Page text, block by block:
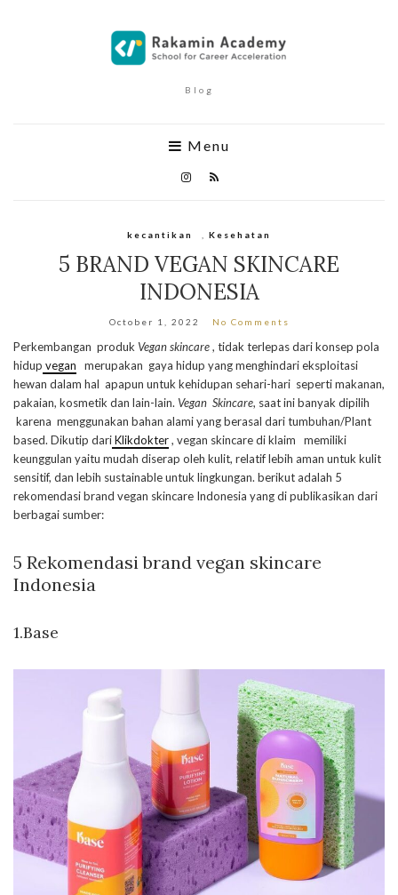
Blog
Menu
kecantikan Kesehatan
5 BRAND VEGAN SKINCARE
INDONESIA
October 1, 2022 No Comments
Perkembangan produk Vegan skincare, tidak terlepas dari konsep pola
hidup vegan merupakan gaya hidup yang menghindari eksploitasi
hewan dalam hal apapun untuk kehidupan sehari-hari seperti makanan,
pakaian, kosmetik dan lain-lain. Vegan Skincare, saat ini banyak dipilih
karena menggunakan bahan alami yang berasal dari tumbuhan/Plant
based. Dikutip dariKlikdokter, vegan skincare di klaim memiliki
keunggulan yaitu mudah diserap oleh kulit, relatif lebih aman untuk kulit
sensitif, dan lebih sustainable untuk lingkungan. berikut adalah 5
rekomendasi brand vegan skincare Indonesia yang di publikasikan dari
berbagai sumber:
5 Rekomendasi brand vegan skincare
Indonesia
1.Base